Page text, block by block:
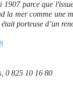
parce que
la mer comme une
porteuse d’un
0 825 10 16 80